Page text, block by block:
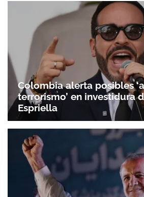
Colombia alerta posibles
terrorismo’ en investidura
Espriella